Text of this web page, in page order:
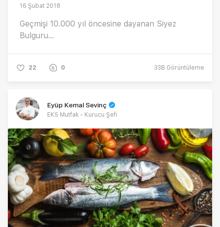
16 Şubat 2018
Geçmişi 10.000 yıl öncesine dayanan Siyez
Bulguru...
22 0 33B Görüntüleme
Eyüp Kemal Sevinç
EKS Mutfak - Kurucu Şefi